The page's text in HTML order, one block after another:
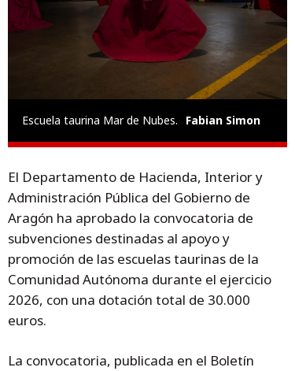
Escuela taurina Mar de Nubes. Fabian Simon
El Departamento de Hacienda, Interior y
Administración Pública del Gobierno de
Aragón ha aprobado la convocatoria de
subvenciones destinadas al apoyo y
promoción de las escuelas taurinas de la
Comunidad Autónoma durante el ejercicio
2026, con una dotación total de 30.000
euros.
La convocatoria, publicada en el Boletín